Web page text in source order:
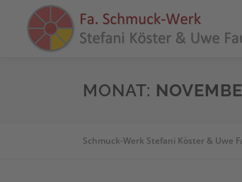
springen
MONAT:
Schmuck-Werk Stefani Köster & Uwe